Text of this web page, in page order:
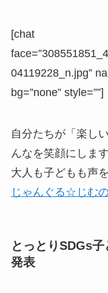
[chat
04119228_n.jpg”
bg=”none” style=””]
自分たちが「楽し
んなを笑顔にします
大人も子どもも声
じゃんぐる☆じむ
とっとりSDGs
発表